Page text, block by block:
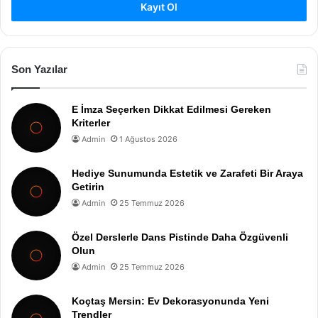
Kayıt Ol
Son Yazılar
E İmza Seçerken Dikkat Edilmesi Gereken
Kriterler
Admin 1 Ağustos 2026
Hediye Sunumunda Estetik ve Zarafeti Bir Araya
Getirin
Admin 25 Temmuz 2026
Özel Derslerle Dans Pistinde Daha Özgüvenli
Olun
Admin 25 Temmuz 2026
Koçtaş Mersin: Ev Dekorasyonunda Yeni
Trendler